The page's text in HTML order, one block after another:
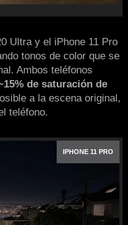
Ultra y el iPhone 11 Pro
tonos de color que se
Ambos teléfonos
de saturación de
a la escena original,
teléfono.
IPHONE 11 PRO